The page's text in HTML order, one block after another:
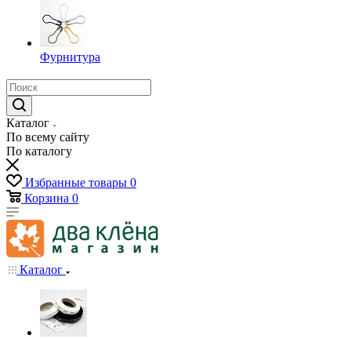
Фурнитура
Каталог
По всему сайту
По каталогу
Избранные товары 0
Корзина 0
Каталог